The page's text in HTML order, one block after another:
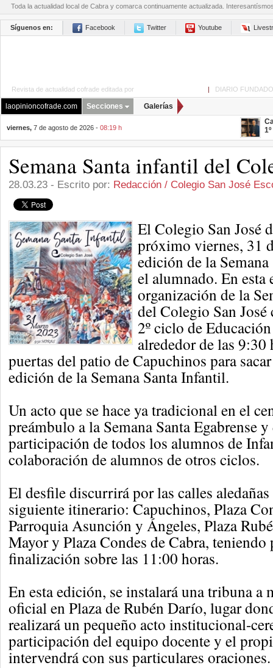
Toda la actualidad local de Cabra y comarca continuamente actualizada.
Síguenos en: Facebook Twitter Youtube
Revista de actualidad cofrade editada por | DIARIO
laopinioncofrade.com Secciones Galerías
viernes, 7 de agosto de 2026 - 08:19 h
Semana Santa infantil del
28.03.23 - Escrito por: Redacción / Colegio San José
El Colegio San José
próximo viernes, 31
edición de la
el alumnado. En esta
organización de la
del Colegio San José
2º ciclo de
alrededor de las 9:30
puertas del patio de Capuchinos para
edición de la Semana Santa Infantil.
Un acto que se hace ya tradicional en el
preámbulo a la Semana Santa Egabrense
participación de todos los alumnos de
colaboración de alumnos de otros ciclos.
El desfile discurrirá por las calles
siguiente itinerario: Capuchinos, Plaza
Parroquia Asunción y Ángeles, Plaza
Mayor y Plaza Condes de Cabra, teniendo
finalización sobre las 11:00 horas.
En esta edición, se instalará una tribuna a
oficial en Plaza de Rubén Darío, lugar
realizará un pequeño acto institucional-
participación del equipo docente y el
intervendrá con sus particulares oraciones.